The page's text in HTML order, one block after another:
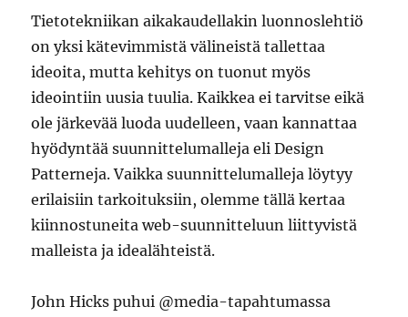
Tietotekniikan aikakaudellakin luonnoslehtiö
on yksi kätevimmistä välineistä tallettaa
ideoita, mutta kehitys on tuonut myös
ideointiin uusia tuulia. Kaikkea ei tarvitse eikä
ole järkevää luoda uudelleen, vaan kannattaa
hyödyntää suunnittelumalleja eli Design
Patterneja. Vaikka suunnittelumalleja löytyy
erilaisiin tarkoituksiin, olemme tällä kertaa
kiinnostuneita web-suunnitteluun liittyvistä
malleista ja idealähteistä.
John Hicks puhui @media-tapahtumassa